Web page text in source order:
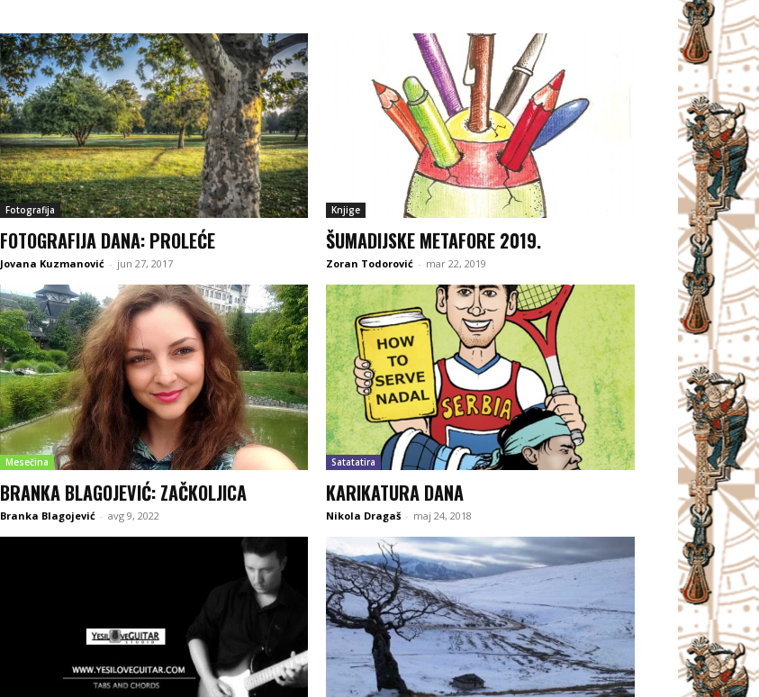
Fotografija
FOTOGRAFIJA DANA: PROLEĆE
Jovana Kuzmanović - jun 27, 2017
Knjige
ŠUMADIJSKE METAFORE 2019.
Zoran Todorović - mar 22, 2019
Mesečina
BRANKA BLAGOJEVIĆ: ZAČKOLJICA
Branka Blagojević - avg 9, 2022
Satatatira
KARIKATURA DANA
Nikola Dragaš - maj 24, 2018